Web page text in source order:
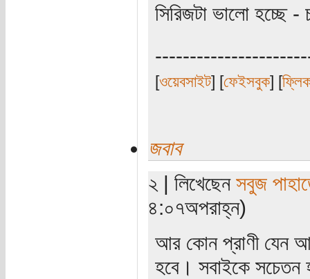
সিরিজটা ভালো হচ্ছে
[ওয়েবসাইট] [ফেইসবুক] [
জবাব
২ | লিখেছেন সবুজ
৪:০৭অপরাহ্ন)
আর কোন প্রাণী যেন
হবে। সবাইকে সচেতন